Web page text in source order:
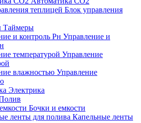
Блок управления
Таймеры
Управление и
Управление
Управление
Электрика
Бочки и емкости
Капельные ленты